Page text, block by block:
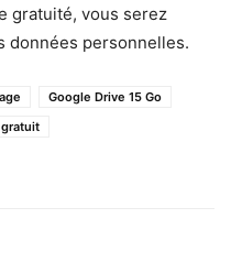
gratuité, vous serez
données personnelles.
Google Drive 15 Go